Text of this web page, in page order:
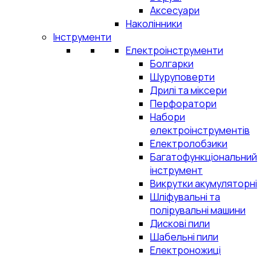
Аксесуари
Наколінники
Інструменти
Електроінструменти
Болгарки
Шуруповерти
Дрилі та міксери
Перфоратори
Набори
електроінструментів
Електролобзики
Багатофункціональний
інструмент
Викрутки акумуляторні
Шліфувальні та
полірувальні машини
Дискові пили
Шабельні пили
Електроножиці